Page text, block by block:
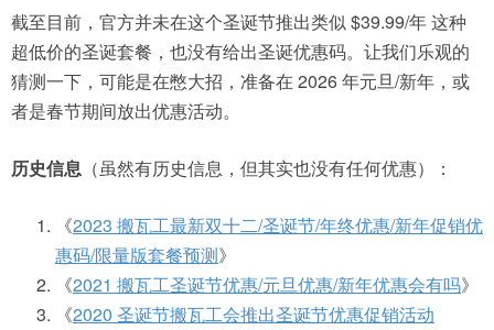
截至目前，官方并未在这个圣诞节推出类似 $39.99/年 这种
超低价的圣诞套餐，也没有给出圣诞优惠码。让我们乐观的
猜测一下，可能是在憋大招，准备在 2026 年元旦/新年，或
者是春节期间放出优惠活动。
历史信息 （虽然有历史信息，但其实也没有任何优惠）：
《2023 搬瓦工最新双十二/圣诞节/年终优惠/新年促销优
惠码/限量版套餐预测》
《2021 搬瓦工圣诞节优惠/元旦优惠/新年优惠会有吗》
《2020 圣诞节搬瓦工会推出圣诞节优惠促销活动